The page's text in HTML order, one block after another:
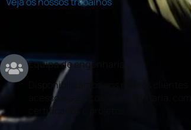
Equipa de engenharia
Disponibilizamos aos nossos clientes
acesso a serviços de engenharia, como
certificados e projetos.